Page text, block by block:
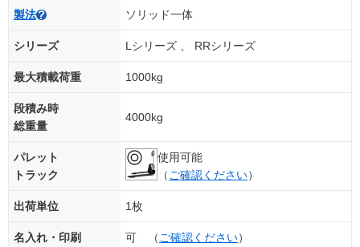
製法 ソリッド一体
シリーズ Lシリーズ 、 RRシリーズ
最大積載荷重 1000kg
段積み時
総重量
4000kg
パレット
トラック
使用可能
（ ご確認ください）
出荷単位 1枚
名入れ・印刷 可 （ ご確認ください）